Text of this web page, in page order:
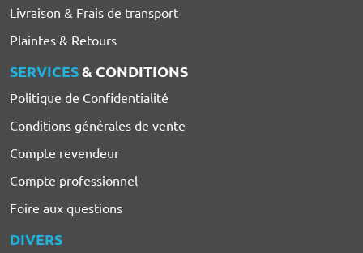
Livraison & Frais de transport
Plaintes & Retours
SERVICES& CONDITIONS
Politique de Confidentialité
Conditions générales de vente
Compte revendeur
Compte professionnel
Foire aux questions
DIVERS